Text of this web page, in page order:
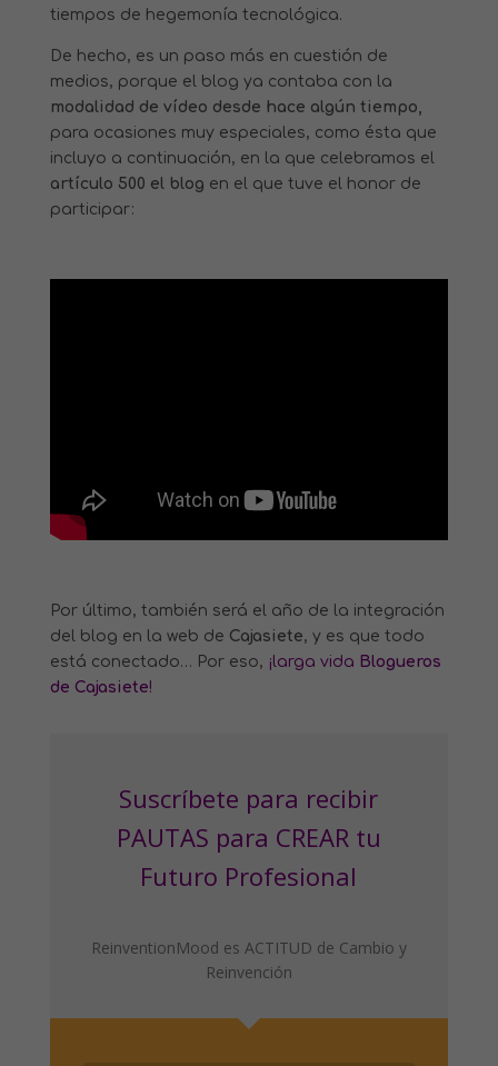
tiempos de hegemonía tecnológica.
De hecho, es un paso más en cuestión de
medios, porque el blog ya contaba con la
modalidad de vídeo desde hace algún tiempo,
para ocasiones muy especiales, como ésta que
incluyo a continuación, en la que celebramos el
artículo 500 el blog en el que tuve el honor de
participar:
Por último, también será el año de la integración
del blog en la web de Cajasiete, y es que todo
está conectado… Por eso, ¡larga vida Blogueros
de Cajasiete!
Suscríbete para recibir
PAUTAS para CREAR tu
Futuro Profesional
ReinventionMood es ACTITUD de Cambio y
Reinvención